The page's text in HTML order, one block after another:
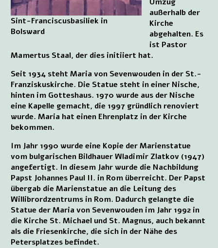
Sint-Franciscusbasiliek in
Bolsward
außerhalb der
Kirche
abgehalten. Es
ist Pastor
Mamertus Staal, der dies initiiert hat.
Seit 1934 steht Maria von Sevenwouden in der St.-
Franziskuskirche. Die Statue steht in einer Nische,
hinten im Gotteshaus. 1970 wurde aus der Nische
eine Kapelle gemacht, die 1997 gründlich renoviert
wurde. Maria hat einen Ehrenplatz in der Kirche
bekommen.
Im Jahr 1990 wurde eine Kopie der Marienstatue
vom bulgarischen Bildhauer Wladimir Zlatkov (1947)
angefertigt. In diesem Jahr wurde die Nachbildung
Papst Johannes Paul II. in Rom überreicht. Der Papst
übergab die Marienstatue an die Leitung des
Willibrordzentrums in Rom. Dadurch gelangte die
Statue der Maria von Sevenwouden im Jahr 1992 in
die Kirche St. Michael und St. Magnus, auch bekannt
als die Friesenkirche, die sich in der Nähe des
Petersplatzes befindet.